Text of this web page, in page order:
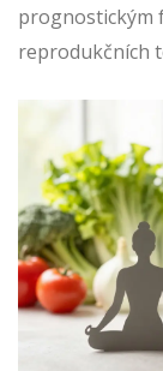
prognostickým
reprodukčních